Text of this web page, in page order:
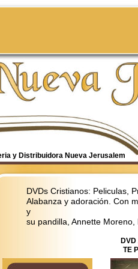
y Distribuidora Nueva Jerusalem
DVDs Cristianos: Peliculas,
Alabanza y adoración . Con
y
su pandilla, Annette
TE